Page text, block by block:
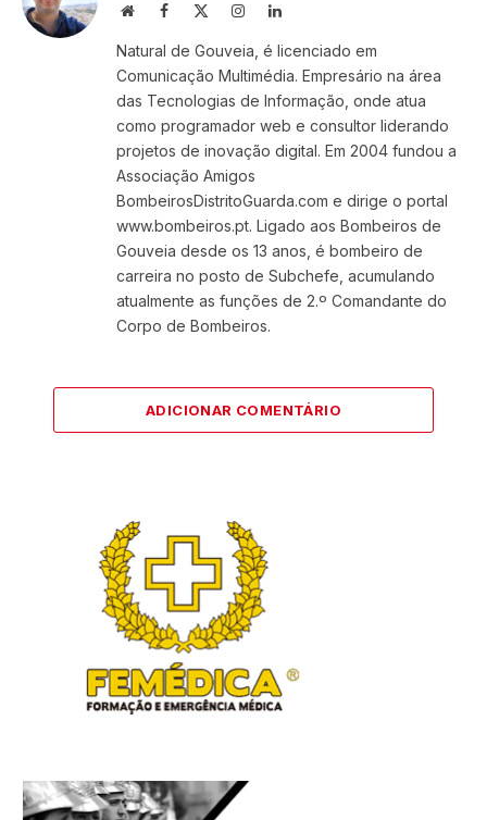
WebsiteFacebook InstagramLinkedIn
Natural de Gouveia, é licenciado em
Comunicação Multimédia. Empresário na área
das Tecnologias de Informação, onde atua
como programador web e consultor liderando
projetos de inovação digital. Em 2004 fundou a
Associação Amigos
BombeirosDistritoGuarda.com e dirige o portal
www.bombeiros.pt. Ligado aos Bombeiros de
Gouveia desde os 13 anos, é bombeiro de
carreira no posto de Subchefe, acumulando
atualmente as funções de 2.º Comandante do
Corpo de Bombeiros.
ADICIONAR COMENTÁRIO